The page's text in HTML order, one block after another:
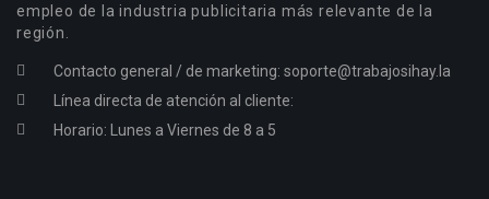
empleo de la industria publicitaria más relevante de la
región.
Contacto general / de marketing: soporte@trabajosihay.la
Línea directa de atención al cliente:
Horario: Lunes a Viernes de 8 a 5